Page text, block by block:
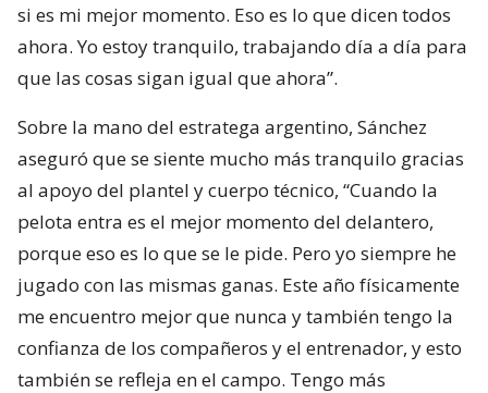
si es mi mejor momento. Eso es lo que dicen todos
ahora. Yo estoy tranquilo, trabajando día a día para
que las cosas sigan igual que ahora”.
Sobre la mano del estratega argentino, Sánchez
aseguró que se siente mucho más tranquilo gracias
al apoyo del plantel y cuerpo técnico, “Cuando la
pelota entra es el mejor momento del delantero,
porque eso es lo que se le pide. Pero yo siempre he
jugado con las mismas ganas. Este año físicamente
me encuentro mejor que nunca y también tengo la
confianza de los compañeros y el entrenador, y esto
también se refleja en el campo. Tengo más